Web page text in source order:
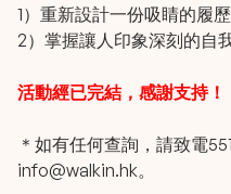
1）重新設計一份吸睛的履
2）掌握讓人印象深刻的自
活動經已完結，感謝支持！
＊如有任何查詢，請致電
info@walkin.hk。